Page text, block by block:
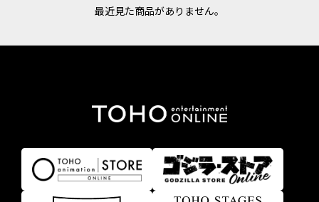
最近見た商品がありません。